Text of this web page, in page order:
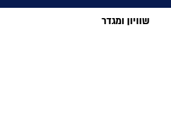
שוויון ומגדר